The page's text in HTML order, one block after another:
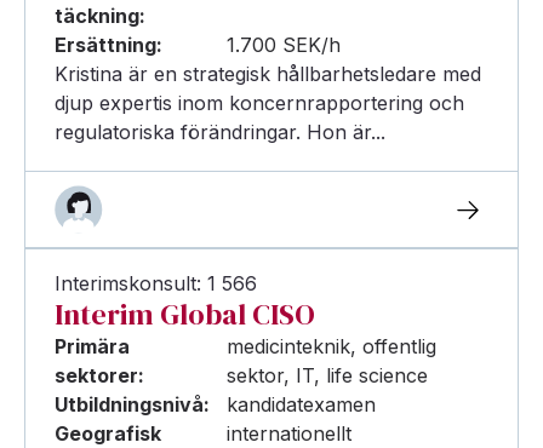
täckning:
Ersättning:
1.700 SEK/h
Kristina är en strategisk hållbarhetsledare med
djup expertis inom koncernrapportering och
regulatoriska förändringar. Hon är...
Interimskonsult: 1 566
Interim Global CISO
Primära
sektorer:
medicinteknik, offentlig
sektor, IT, life science
Utbildningsnivå:
kandidatexamen
Geografisk
internationellt